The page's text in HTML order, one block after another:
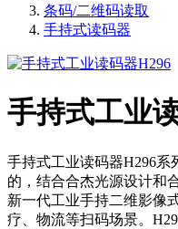
条码/二维码读取
手持式读码器
手持式工业
手持式工业读码器H296系
的，结合合杰光源设计和
新一代工业手持二维影像
疗、物流等扫码场景。